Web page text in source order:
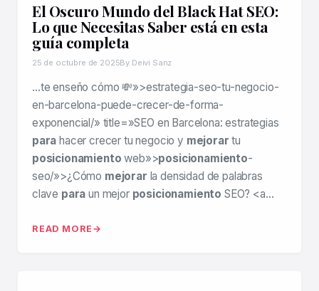
El Oscuro Mundo del Black Hat SEO:
Lo que Necesitas Saber está en esta
guía completa
25 de octubre de 2025By Deivi Sanz
…te enseño cómo 💸»>estrategia-seo-tu-negocio-
en-barcelona-puede-crecer-de-forma-
exponencial/» title=»SEO en Barcelona: estrategias
para hacer crecer tu negocio y mejorar tu
posicionamiento web»>posicionamiento-
seo/»>¿Cómo mejorar la densidad de palabras
clave para un mejor posicionamiento SEO? <a…
READ MORE